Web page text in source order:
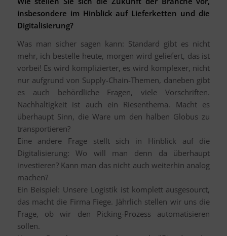
insbesondere im Hinblick auf Lieferketten und die
Digitalisierung?
Was man sicher sagen kann: Standard gibt es nicht
mehr, ich bestelle heute, morgen wird geliefert, das ist
vorbei! Es wird komplizierter, es wird komplexer, nicht
nur aufgrund von Supply-Chain-Themen, daneben gibt
es auch behördliche Fragen, viele Vorschriften.
Nachhaltigkeit ist auch ein Riesenthema. Macht es
überhaupt Sinn, die Ware um den halben Globus zu
transportieren?
Eine andere Frage stellt sich in Hinblick auf die
Digitalisierung: Wo will man denn da überhaupt
investieren? Kann man das nicht auch weiterhin analog
machen?
Ein Beispiel: Unsere Logistik ist komplett ausgesourct,
das macht die Firma Fiege. Jährlich stellen wir uns die
Frage, ob wir den Picking-Prozess automatisieren
sollen.